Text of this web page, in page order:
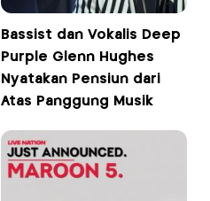
Bassist dan Vokalis Deep
Purple Glenn Hughes
Nyatakan Pensiun dari
Atas Panggung Musik